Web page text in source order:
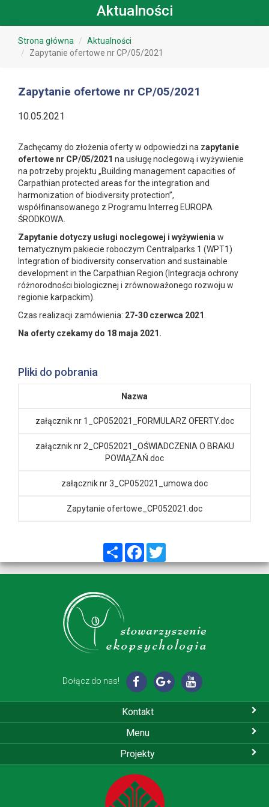
Aktualności
Strona główna
Aktualności
Zapytanie ofertowe nr CP/05/2021
Zapytanie ofertowe nr CP/05/2021
10.05.2021
Zachęcamy do złożenia oferty w odpowiedzi na zapytanie
ofertowe nr CP/05/2021 na usługę noclegową i wyżywienie
na potrzeby projektu „Building management capacities of
Carpathian protected areas for the integration and
harmonization of biodiversity protection”,
współfinansowanego z Programu Interreg EUROPA
ŚRODKOWA.
Zapytanie dotyczy usługi noclegowej i wyżywienia w
tematycznym pakiecie roboczym Centralparks 1 (WPT1)
Integration of biodiversity conservation and sustainable
development in the Carpathian Region (Integracja ochrony
różnorodności biologicznej i zrównoważonego rozwoju w
regionie karpackim).
Czas realizacji zamówienia: 27-30 czerwca 2021
Na oferty czekamy do 18 maja 2021.
Pliki do pobrania
Nazwa
załącznik nr 1_CP052021_FORMULARZ OFERTY.doc
załącznik nr 2_CP052021_OŚWIADCZENIA O BRAKU
POWIĄZAŃ.doc
załącznik nr 3_CP052021_umowa.doc
Zapytanie ofertowe_CP052021.doc
Share Facebook
Dołącz do nas!
Kontakt
Menu
Projekty